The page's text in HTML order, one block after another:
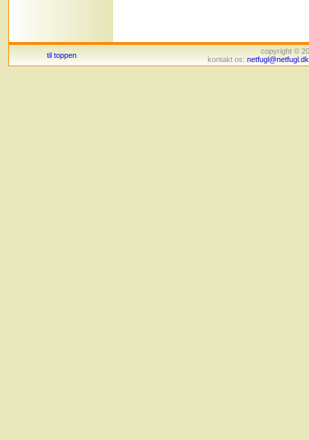
til toppen
copyright ©
kontakt os: netfugl@netfugl.dk